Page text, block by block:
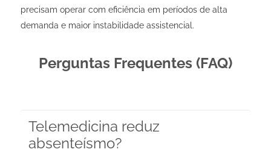
precisam operar com eficiência em períodos de alta
demanda e maior instabilidade assistencial.
Perguntas Frequentes (FAQ)
Telemedicina reduz
absenteísmo?